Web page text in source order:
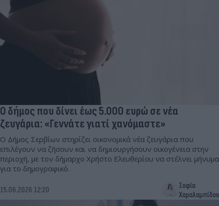
Ο δήμος που δίνει έως 5.000 ευρώ σε νέα
ζευγάρια: «Γεννάτε γιατί χανόμαστε»
Ο Δήμος Σερβίων στηρίζει οικονομικά νέα ζευγάρια που
επιλέγουν να ζήσουν και να δημιουργήσουν οικογένεια στην
περιοχή, με τον δήμαρχο Χρήστο Ελευθερίου να στέλνει μήνυμα
για το δημογραφικό.
15.06.2026 12:20
Σοφία
Χαραλαμπίδου